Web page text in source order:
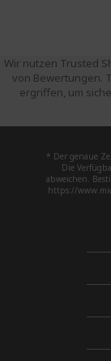
Wir nutzen Trusted
von Bewertungen.
ergriffen, um
* Der genaue
Die
abweichen.
https://